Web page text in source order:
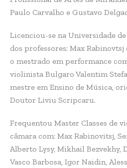
Paulo Carvalho e Gustavo
Licenciou-se na Universidade
dos professores; Max
o mestrado em performance
violinista Bulgaro Valentim
mestre em Ensino de Música,
Doutor Liviu Scripcaru.
Frequentou Master Classes de
câmara com: Max Rabinovitsj,
Alberto Lysy, Mikhail Bezvekhy,
Vasco Barbosa, Igor Naidin,